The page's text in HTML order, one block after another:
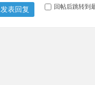
发表回复 回帖后跳转到